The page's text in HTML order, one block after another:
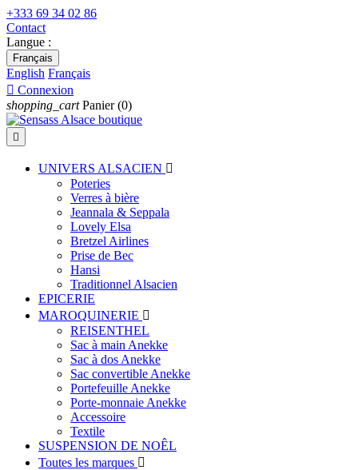
+333 69 34 02 86
Contact
Langue :
Français
English Français
 Connexion
shopping_cart Panier (0)

UNIVERS ALSACIEN 
Poteries
Verres à bière
Jeannala & Seppala
Lovely Elsa
Bretzel Airlines
Prise de Bec
Hansi
Traditionnel Alsacien
EPICERIE
MAROQUINERIE 
REISENTHEL
Sac à main Anekke
Sac à dos Anekke
Sac convertible Anekke
Portefeuille Anekke
Porte-monnaie Anekke
Accessoire
Textile
SUSPENSION DE NOÊL
Toutes les marques 